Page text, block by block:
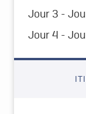
Jour 3 -
Jour 4 -